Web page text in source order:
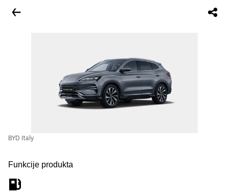
BYD Italy
Funkcije produkta